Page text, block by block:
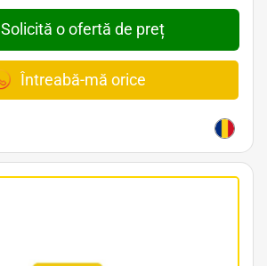
Solicită o ofertă de preț
Întreabă-mă orice